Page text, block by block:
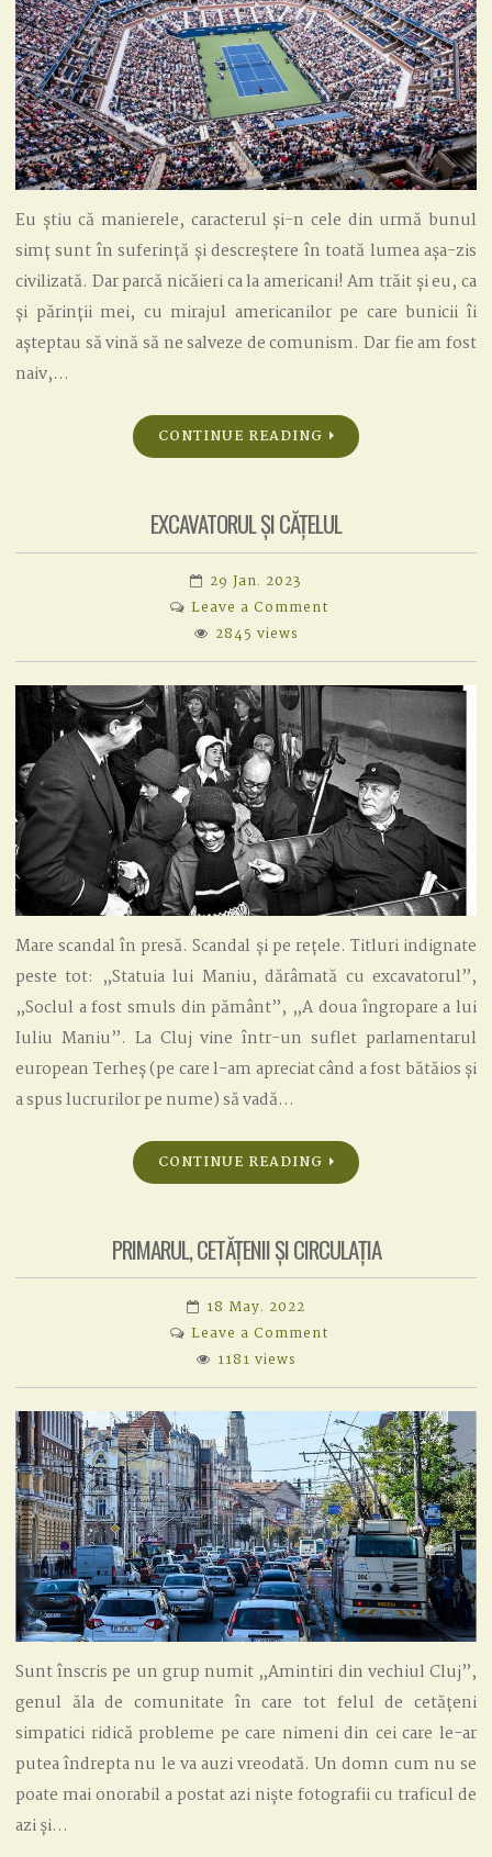
Eu știu că manierele, caracterul și-n cele din urmă bunul
simț sunt în suferință și descreștere în toată lumea așa-zis
civilizată. Dar parcă nicăieri ca la americani! Am trăit și eu, ca
și părinții mei, cu mirajul americanilor pe care bunicii îi
așteptau să vină să ne salveze de comunism. Dar fie am fost
naiv,…
CONTINUE READING
EXCAVATORUL ȘI CĂȚELUL
29 Jan. 2023
Leave a Comment
ȘI
CĂȚELUL
2845 views
Mare scandal în presă. Scandal și pe rețele. Titluri indignate
peste tot: „Statuia lui Maniu, dărâmată cu excavatorul”,
„Soclul a fost smuls din pământ”, „A doua îngropare a lui
Iuliu Maniu”. La Cluj vine într-un suflet parlamentarul
european Terheș (pe care l-am apreciat când a fost bătăios și
a spus lucrurilor pe nume) să vadă…
CONTINUE READING
PRIMARUL, CETĂȚENII ȘI CIRCULAȚIA
18 May. 2022
Leave a Comment
CETĂȚENII
ȘI
CIRCULAȚIA
1181 views
Sunt înscris pe un grup numit „Amintiri din vechiul Cluj”,
genul ăla de comunitate în care tot felul de cetățeni
simpatici ridică probleme pe care nimeni din cei care le-ar
putea îndrepta nu le va auzi vreodată. Un domn cum nu se
poate mai onorabil a postat azi niște fotografii cu traficul de
azi și…